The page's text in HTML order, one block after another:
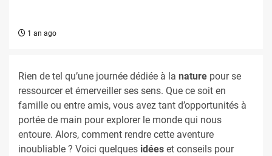
1 an ago
Rien de tel qu’une journée dédiée à la nature pour se
ressourcer et émerveiller ses sens. Que ce soit en
famille ou entre amis, vous avez tant d’opportunités à
portée de main pour explorer le monde qui nous
entoure. Alors, comment rendre cette aventure
inoubliable ? Voici quelques idées et conseils pour